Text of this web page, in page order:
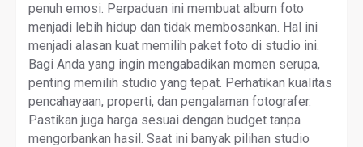
penuh emosi. Perpaduan ini membuat album foto
menjadi lebih hidup dan tidak membosankan. Hal ini
menjadi alasan kuat memilih paket foto di studio ini.
Bagi Anda yang ingin mengabadikan momen serupa,
penting memilih studio yang tepat. Perhatikan kualitas
pencahayaan, properti, dan pengalaman fotografer.
Pastikan juga harga sesuai dengan budget tanpa
mengorbankan hasil. Saat ini banyak pilihan studio